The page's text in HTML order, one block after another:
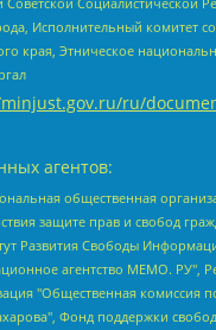
Исполнительный комитет
края, Этническое
ru/
агентов:
общественная организация "Мы против СПИДа", Камалягин Денис Николаевич, Маркелов Сергей Евгеньевич, Пономарев Лев Александрович, Савицкая Людмила Алексеевна, Автономная некоммерческая организация "Центр по работе с проблемой насилия "НАСИЛИЮ.НЕТ", Межрегиональный профессиональный союз работников здравоохранения "Альянс врачей", Юридическое лицо, зарегистрированное в Латвийской Республике, SIA "Medusa Project" (регистрационный номер 40103797863, дата регистрации 10.06.2014), Некоммерческая организация "Фонд по борьбе с коррупцией", Автономная некоммерческая организация "Институт права и публичной политики", Баданин Роман Сергеевич, Гликин Максим Александрович, Железнова Мария Михайловна, Лукьянова Юлия Сергеевна, Маетная Елизавета Витальевна, Маняхин Петр Борисович, Чуракова Ольга Владимировна, Ярош Юлия Петровна, Юридическое лицо "The Insider SIA", зарегистрированное в Риге, Латвийская Республика (дата регистрации 26.06.2015), являющееся администратором доменного имени интернет-издания "The Insider SIA", https://theins.ru, Постернак Алексей Евгеньевич, Рубин Михаил Аркадьевич, Анин Роман Александрович, Юридическое лицо Istories fonds, зарегистрированное в Латвийской Республике (регистрационный номер 50008295751, дата регистрации 24.02.2020), Великовский Дмитрий Александрович, Долинина Ирина Николаевна, Мароховская Алеся Алексеевна, Шлейнов Роман Юрьевич, Шмагун Олеся Валентиновна, Общество с ограниченной ответственностью "Альтаир 2021", Общество с ограниченной ответственностью "Вега 2021", Общество с ограниченной ответственностью "Главный редактор 2021", Общество с ограниченной ответственностью "Ромашки монолит", Важенков Артем Валерьевич, Ивановская областная общественная организация "Центр гендерных исследований", Гурман Юрий Альбертович, Медиапроект "ОВД-Инфо", Егоров Владимир Владимирович, Жилинский Владимир Александрович, Общество с ограниченной ответственностью "ЗП", Иванова София Юрьевна, Карезина Инна Павловна, Кильтау Екатерина Викторовна, Петров Алексей Викторович, Пискунов Сергей Евгеньевич, Смирнов Сергей Сергеевич, Тихонов Михаил Сергеевич, Общество с ограниченной ответственностью "ЖУРНАЛИСТ-ИНОСТРАННЫЙ АГЕНТ", Арапова Галина Юрьевна, Вольтская Татьяна Анатольевна, Американская компания "Mason G.E.S. Anonymous Foundation" (США), являющаяся владельцем интернет-издания https://mnews.world/, Компания "Stichting Bellingcat", зарегистрированная в Нидерландах (дата регистрации 11.07.2018), Захаров Андрей Вячеславович, Клепиковская Екатерина Дмитриевна, Общество с ограниченной ответственностью "МЕМО", Перл Роман Александрович, Симонов Евгений Алексеевич, Соловьева Елена Анатольевна, Сотников Даниил Владимирович, Сурначева Елизавета Дмитриевна, Автономная некоммерческая организация по защите прав человека и информированию населения "Якутия – Наше Мнение", Общество с ограниченной ответственностью "Москоу диджитал медиа", с 26.01.2023 Общество с ограниченной ответственностью "Чайка Белые сады", Ветошкина Валерия Валерьевна, Заговора Максим Александрович, Межрегиональное общественное движение "Российская ЛГБТ - сеть", Оленичев Максим Владимирович, Павлов Иван Юрьевич, Скворцова Елена Сергеевна, Общество с ограниченной ответственностью "Как бы инагент", Кочетков Игорь Викторович, Общество с ограниченной ответственностью "Честные выборы", Еланчик Олег Александрович, Общество с ограниченной ответственностью "Нобелевский призыв", Гималова Регина Эмилевна, Григорьев Андрей Валерьевич, Григорьева Алина Александровна, Ассоциация по содействию защите прав призывников, альтернативнослужащих и военнослужащих "Правозащитная группа "Гражданин.Армия.Право", Хисамова Регина Фаритовна, Автономная некоммерческая организация по реализации социально-правовых программ "Лилит", Дальневосточное общественное движение "Маяк", Санкт-Петербургская ЛГБТ-инициативная группа "Выход", Инициативная группа ЛГБТ+ "Реверс", Алексеев Андрей Викторович, Бекбулатова Таисия Львовна, Беляев Иван Михайлович, Владыкина Елена Сергеевна, Гельман Марат Александрович, Никульшина Вероника Юрьевна, Толоконникова Надежда Андреевна, Шендерович Виктор Анатольевич, Общество с ограниченной ответственностью "Данное сообщение", Общество с ограниченной ответственностью Издательский дом "Новая глава", Айнбиндер Александра Александровна, Московский комьюнити-центр для ЛГБТ+инициатив, Благотворительный